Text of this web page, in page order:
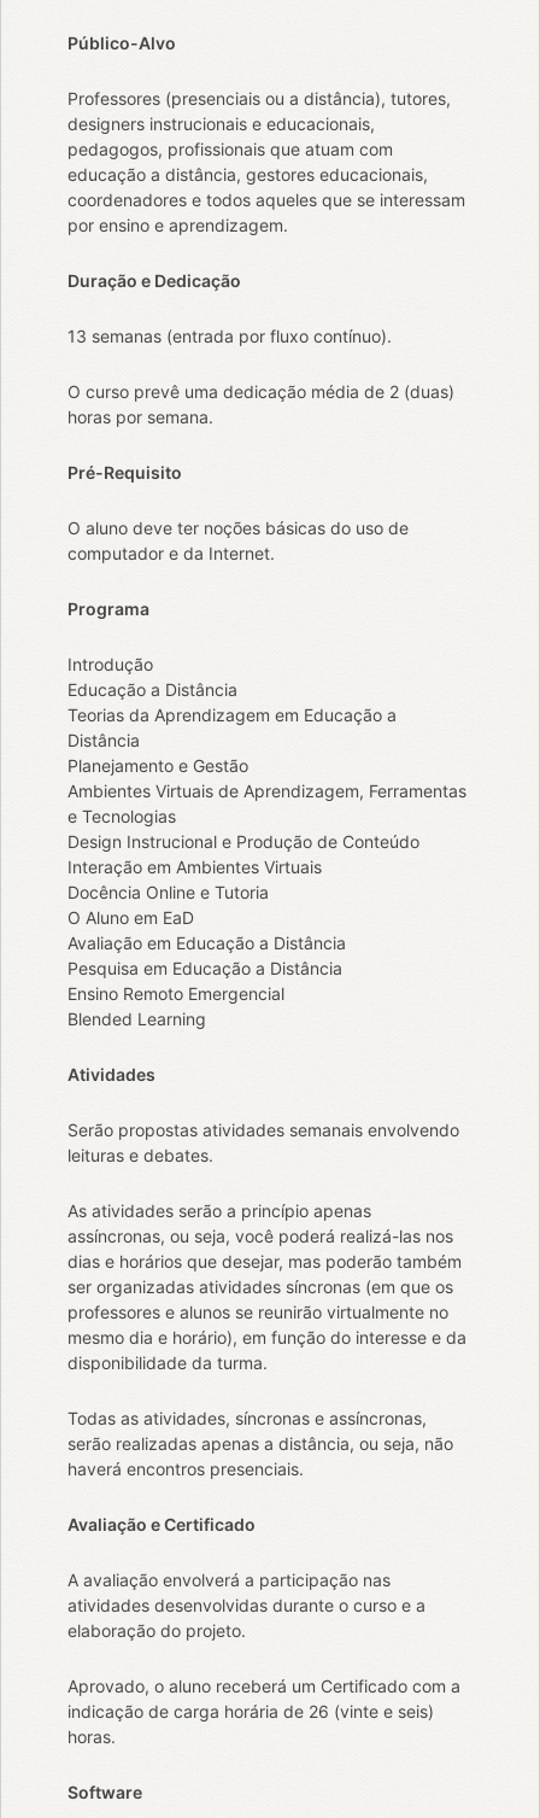
Público-Alvo
Professores (presenciais ou a distância), tutores,
designers instrucionais e educacionais,
pedagogos, profissionais que atuam com
educação a distância, gestores educacionais,
coordenadores e todos aqueles que se interessam
por ensino e aprendizagem.
Duração e Dedicação
13 semanas (entrada por fluxo contínuo).
O curso prevê uma dedicação média de 2 (duas)
horas por semana.
Pré-Requisito
O aluno deve ter noções básicas do uso de
computador e da Internet.
Programa
Introdução
Educação a Distância
Teorias da Aprendizagem em Educação a
Distância
Planejamento e Gestão
Ambientes Virtuais de Aprendizagem, Ferramentas
e Tecnologias
Design Instrucional e Produção de Conteúdo
Interação em Ambientes Virtuais
Docência Online e Tutoria
O Aluno em EaD
Avaliação em Educação a Distância
Pesquisa em Educação a Distância
Ensino Remoto Emergencial
Blended Learning
Atividades
Serão propostas atividades semanais envolvendo
leituras e debates.
As atividades serão a princípio apenas
assíncronas, ou seja, você poderá realizá-las nos
dias e horários que desejar, mas poderão também
ser organizadas atividades síncronas (em que os
professores e alunos se reunirão virtualmente no
mesmo dia e horário), em função do interesse e da
disponibilidade da turma.
Todas as atividades, síncronas e assíncronas,
serão realizadas apenas a distância, ou seja, não
haverá encontros presenciais.
Avaliação e Certificado
A avaliação envolverá a participação nas
atividades desenvolvidas durante o curso e a
elaboração do projeto.
Aprovado, o aluno receberá um Certificado com a
indicação de carga horária de 26 (vinte e seis)
horas.
Software